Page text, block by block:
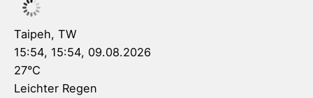
Taipeh, TW
15:54, 15:54, 09.08.2026
27°C
Leichter Regen